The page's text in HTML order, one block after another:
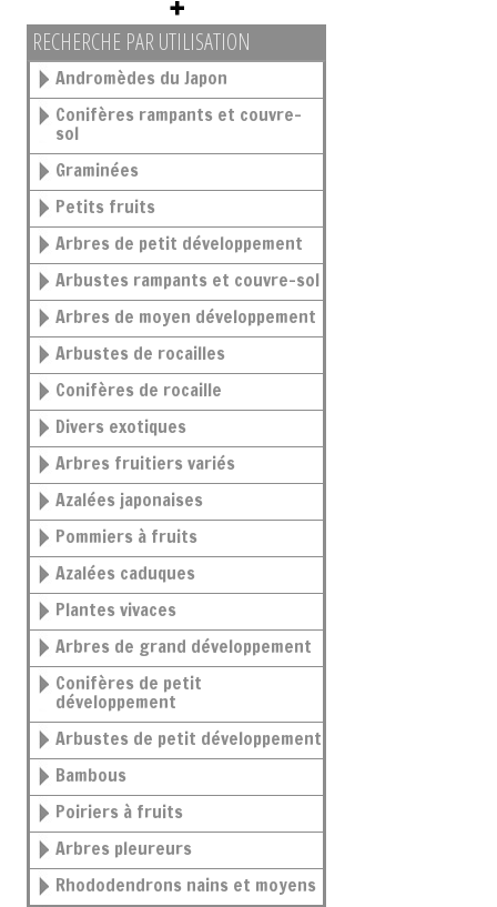
RECHERCHE PAR UTILISATION
Andromèdes du Japon
Conifères rampants et couvre-
sol
Graminées
Petits fruits
Arbres de petit développement
Arbustes rampants et couvre-sol
Arbres de moyen développement
Arbustes de rocailles
Conifères de rocaille
Divers exotiques
Arbres fruitiers variés
Azalées japonaises
Pommiers à fruits
Azalées caduques
Plantes vivaces
Arbres de grand développement
Conifères de petit
développement
Arbustes de petit développement
Bambous
Poiriers à fruits
Arbres pleureurs
Rhododendrons nains et moyens